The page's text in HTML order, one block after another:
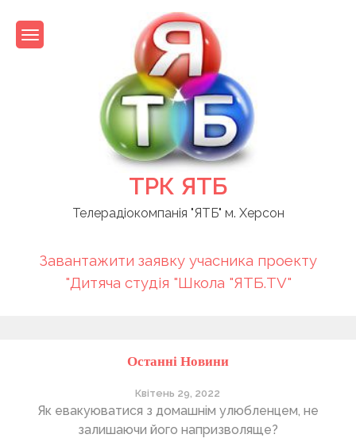
content
ТРК ЯТБ
Телерадіокомпанія "ЯТБ" м. Херсон
Завантажити заявку учасника проекту
"Дитяча студія "Школа "ЯТБ.TV"
Останні Новини
Квітень 29, 2022
Як евакуюватися з домашнім улюбленцем, не
залишаючи його напризволяще?